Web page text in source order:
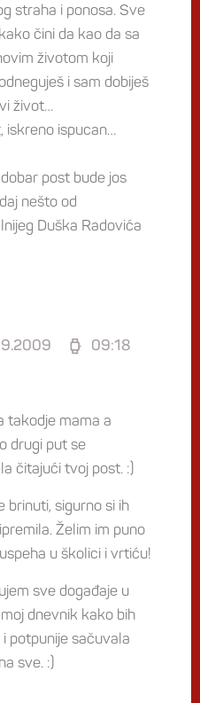
straha i ponosa. Sve
čini da kao da sa
životom koji
i sam dobiješ
život…
iskreno ispucan…
post bude jos
nešto od
Duška Radovića
09:18
takodje mama a
drugi put se
čitajući tvoj post. :)
brinuti, sigurno si ih
Želim im puno
u školici i vrtiću!
sve događaje u
dnevnik kako bih
potpunije sačuvala
sve. :)